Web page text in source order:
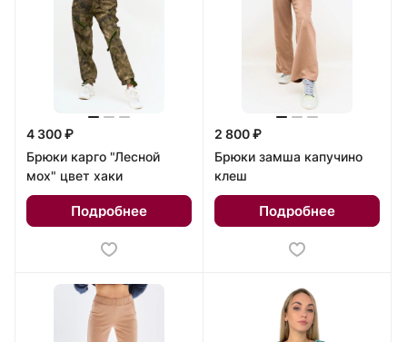
4 300 ₽
Брюки карго "Лесной
мох" цвет хаки
Подробнее
2 800 ₽
Брюки замша капучино
клеш
Подробнее